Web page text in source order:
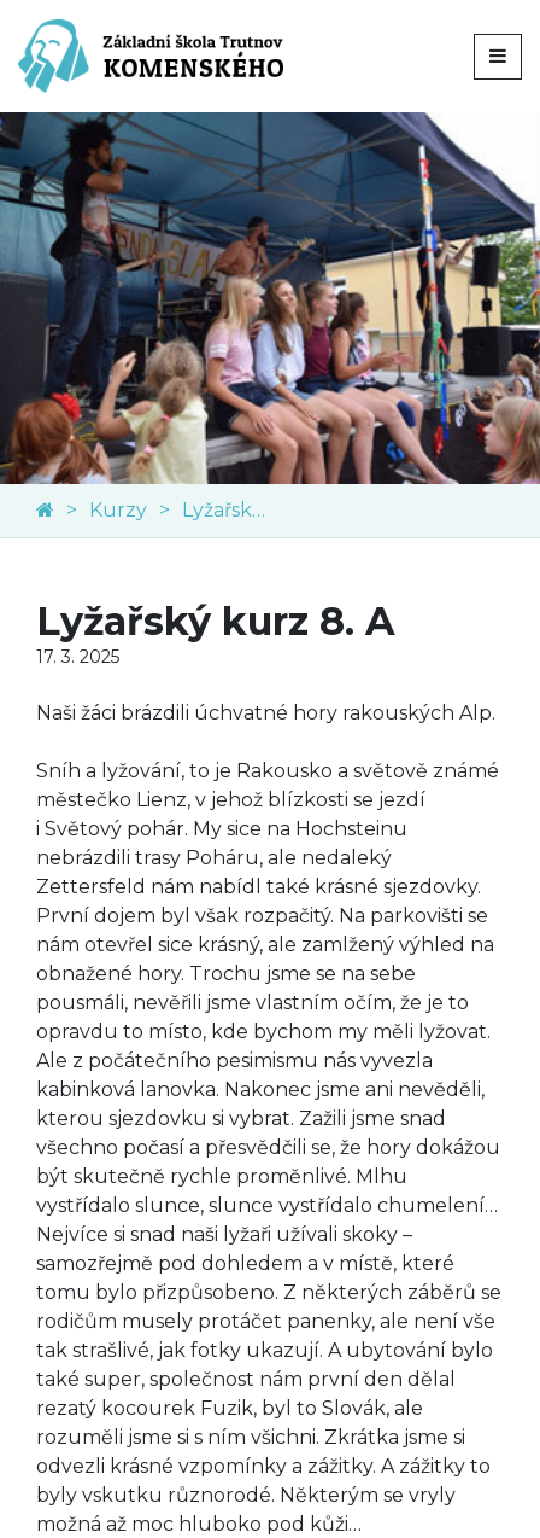
Kurzy Lyžařský kurz
Lyžařský kurz 8. A
17. 3. 2025
Naši žáci brázdili úchvatné hory rakouských Alp.
Sníh a lyžování, to je Rakousko a světově známé
městečko Lienz, v jehož blízkosti se jezdí
i Světový pohár. My sice na Hochsteinu
nebrázdili trasy Poháru, ale nedaleký
Zettersfeld nám nabídl také krásné sjezdovky.
První dojem byl však rozpačitý. Na parkovišti se
nám otevřel sice krásný, ale zamlžený výhled na
obnažené hory. Trochu jsme se na sebe
pousmáli, nevěřili jsme vlastním očím, že je to
opravdu to místo, kde bychom my měli lyžovat.
Ale z počátečního pesimismu nás vyvezla
kabinková lanovka. Nakonec jsme ani nevěděli,
kterou sjezdovku si vybrat. Zažili jsme snad
všechno počasí a přesvědčili se, že hory dokážou
být skutečně rychle proměnlivé. Mlhu
vystřídalo slunce, slunce vystřídalo chumelení…
Nejvíce si snad naši lyžaři užívali skoky –
samozřejmě pod dohledem a v místě, které
tomu bylo přizpůsobeno. Z některých záběrů se
rodičům musely protáčet panenky, ale není vše
tak strašlivé, jak fotky ukazují. A ubytování bylo
také super, společnost nám první den dělal
rezatý kocourek Fuzik, byl to Slovák, ale
rozuměli jsme si s ním všichni. Zkrátka jsme si
odvezli krásné vzpomínky a zážitky. A zážitky to
byly vskutku různorodé. Některým se vryly
možná až moc hluboko pod kůži…